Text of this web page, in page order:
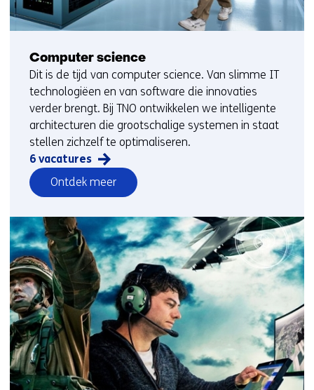
Computer science
Dit is de tijd van computer science. Van slimme IT
technologiëen en van software die innovaties
verder brengt. Bij TNO ontwikkelen we intelligente
architecturen die grootschalige systemen in staat
stellen zichzelf te optimaliseren.
6 vacatures
Ontdek meervacatures
op
het
gebied
van
Ontdek
meer